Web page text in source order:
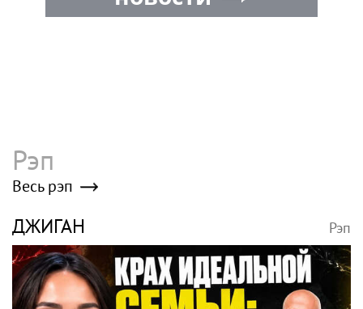
Рэп
Весь рэп
ДЖИГАН Рэп